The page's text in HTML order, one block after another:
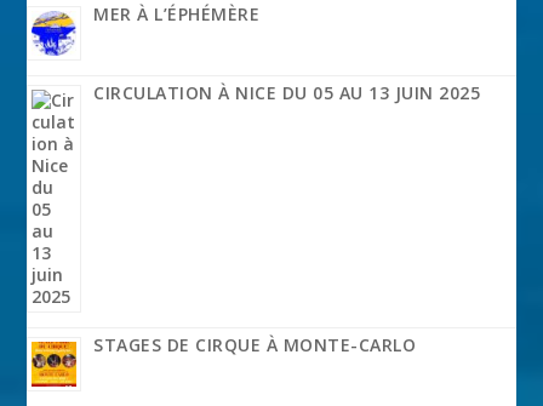
MER À L’ÉPHÉMÈRE
CIRCULATION À NICE DU 05 AU 13 JUIN 2025
STAGES DE CIRQUE À MONTE-CARLO